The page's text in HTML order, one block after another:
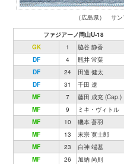
（広島県） サン
ファジアーノ岡山U-18
GK
1 脇谷 静香
DF
4 瓶井 常葉
DF
24 田邊 健太
DF
31 千田 遼
MF
7 藤田 成充 (Cap.)
MF
9 ミキ・ヴィトル
MF
10 磯本 蒼羽
MF
13 末宗 寛士郎
MF
23 白神 端基
MF
26 加納 尚則